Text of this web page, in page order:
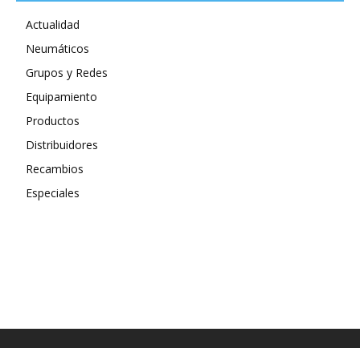
Actualidad
Neumáticos
Grupos y Redes
Equipamiento
Productos
Distribuidores
Recambios
Especiales